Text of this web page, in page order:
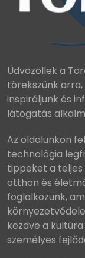
Üdvözöllek a
törekszünk
inspiráljunk és
látogatás
Az oldalunkon
technológia
tippeket a
otthon és
foglalkozunk,
kezdve a
személyes